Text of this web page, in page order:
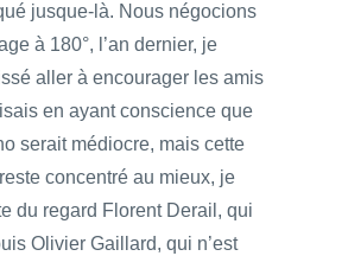
jusque-là. Nous négocions
à 180°, l’an dernier, je
aller à encourager les amis
en ayant conscience que
serait médiocre, mais cette
concentré au mieux, je
du regard Florent Derail, qui
Olivier Gaillard, qui n’est